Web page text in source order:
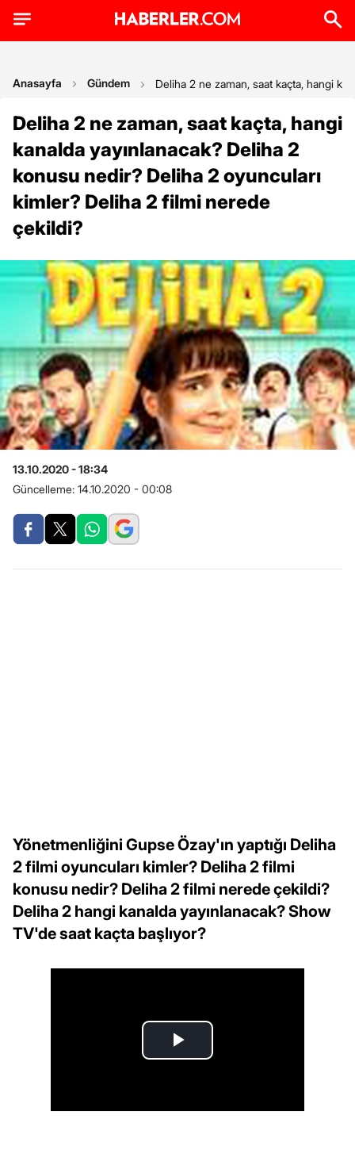
Anasayfa Gündem Deliha 2 ne zaman, saat kaçta, hangi
Deliha 2 ne zaman, saat kaçta, hangi
kanalda yayınlanacak? Deliha 2
konusu nedir? Deliha 2 oyuncuları
kimler? Deliha 2 filmi nerede
çekildi?
13.10.2020 - 18:34
Güncelleme: 14.10.2020 - 00:08
Yönetmenliğini Gupse Özay'ın yaptığı Deliha
2 filmi oyuncuları kimler? Deliha 2 filmi
konusu nedir? Deliha 2 filmi nerede çekildi?
Deliha 2 hangi kanalda yayınlanacak? Show
TV'de saat kaçta başlıyor?